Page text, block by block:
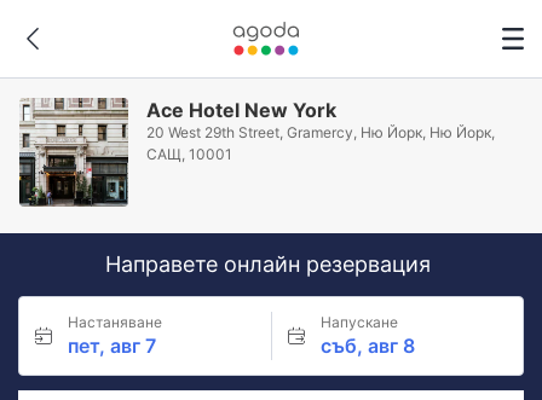
Ace Hotel New York
20 West 29th Street, Gramercy, Ню Йорк, Ню Йорк,
САЩ, 10001
Направете онлайн резервация
Настаняване
пет, авг 7
Напускане
съб, авг 8